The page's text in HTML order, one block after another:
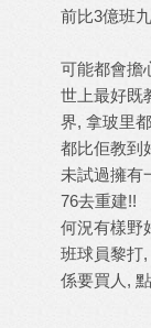
前比3億班
可能都會擔
世上最好既
界, 拿玻里
都比佢教到
未試過擁有
76去重建!!
何況有樣野
班球員黎打
係要買人,